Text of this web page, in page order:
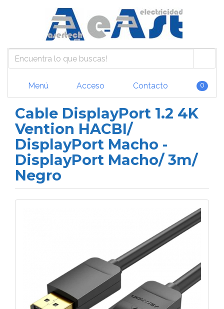
Menú Acceso Contacto 0
Cable DisplayPort 1.2 4K
Vention HACBI/
DisplayPort Macho -
DisplayPort Macho/ 3m/
Negro